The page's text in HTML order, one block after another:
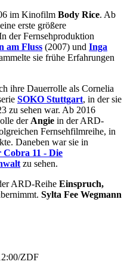
im Kinofilm Body Rice. Ab
eine erste größere
der Fernsehproduktion
am Fluss (2007) und Inga
sie frühe Erfahrungen
ihre Dauerrolle als Cornelia
SOKO Stuttgart, in der sie
zu sehen war. Ab 2016
der Angie in der ARD-
Fernsehfilmreihe, in
Daneben war sie in
11 - Die
zu sehen.
ARD-Reihe Einspruch,
Sylta Fee Wegmann
/ZDF